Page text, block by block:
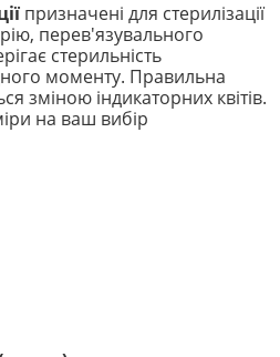
призначені для стерилізації
перев'язувального
стерильність
моменту. Правильна
зміною індикаторних квітів.
на ваш вибір